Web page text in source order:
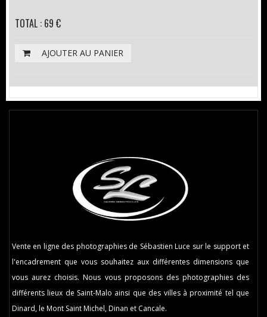
TOTAL : 69 €
AJOUTER AU PANIER
Vente en ligne des photographies de Sébastien Luce sur le support et
l'encadrement que vous souhaitez aux différentes dimensions que
vous aurez choisis. Nous vous proposons des photographies des
différents lieux de Saint-Malo ainsi que des villes à proximité tel que
Dinard, le Mont Saint Michel, Dinan et Cancale.